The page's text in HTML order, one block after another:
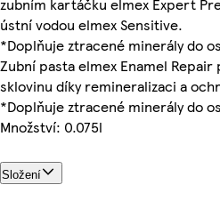
ústní vodou elmex Sensitive.
*Doplňuje ztracené minerály do
Zubní pasta elmex Enamel
sklovinu díky remineralizaci a
*Doplňuje ztracené minerály do
Množství: 0.075l
Složení